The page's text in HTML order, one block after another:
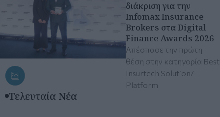
διάκριση για την
Infomax Insurance
Brokers στα Digital
Finance Awards 2026
Απέσπασε την πρώτη
θέση στην κατηγορία Best
Insurtech Solution/
Platform
Τελευταία Νέα